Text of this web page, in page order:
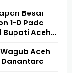
Besar
1-0 Pada
Bupati Aceh
Aceh